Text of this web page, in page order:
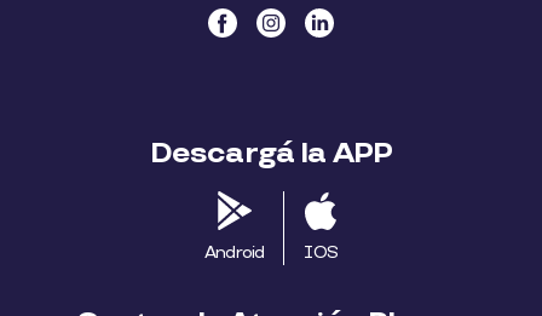
Descargá la APP
Android IOS